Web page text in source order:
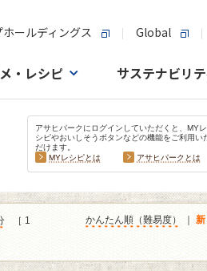
ールディングス Global
・レシピ サステナビリテ
アサヒパークにログインしていただくと、MYレ
シピやおいしそうボタンなどの機能をご利用い
だけます。
MYレシピとは
アサヒパークとは
［ 1
かんたん順（難易度）